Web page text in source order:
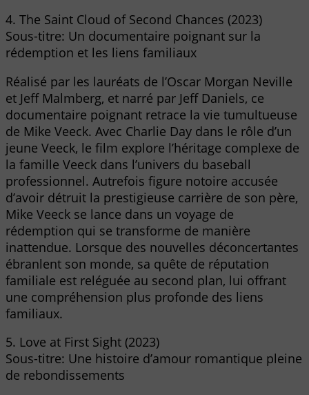
4. The Saint Cloud of Second Chances (2023)
Sous-titre: Un documentaire poignant sur la
rédemption et les liens familiaux
Réalisé par les lauréats de l’Oscar Morgan Neville
et Jeff Malmberg, et narré par Jeff Daniels, ce
documentaire poignant retrace la vie tumultueuse
de Mike Veeck. Avec Charlie Day dans le rôle d’un
jeune Veeck, le film explore l’héritage complexe de
la famille Veeck dans l’univers du baseball
professionnel. Autrefois figure notoire accusée
d’avoir détruit la prestigieuse carrière de son père,
Mike Veeck se lance dans un voyage de
rédemption qui se transforme de manière
inattendue. Lorsque des nouvelles déconcertantes
ébranlent son monde, sa quête de réputation
familiale est reléguée au second plan, lui offrant
une compréhension plus profonde des liens
familiaux.
5. Love at First Sight (2023)
Sous-titre: Une histoire d’amour romantique pleine
de rebondissements